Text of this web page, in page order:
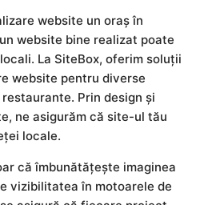
website un oraș în
website bine realizat poate
La SiteBox, oferim soluții
website pentru diverse
Prin design și
ne asigurăm că site-ul tău
locale.
că îmbunătățește imaginea
vizibilitatea în motoarele de